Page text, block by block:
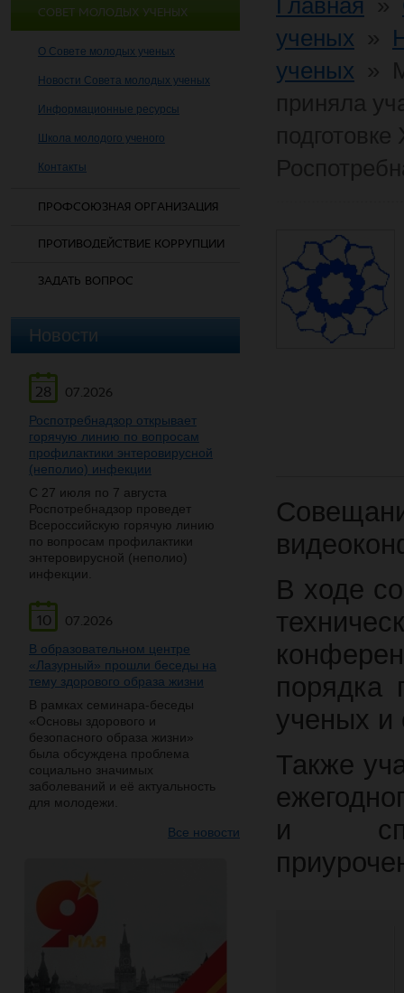
СОВЕТ МОЛОДЫХ УЧЕНЫХ
О Совете молодых ученых
Новости Совета молодых ученых
Информационные ресурсы
Школа молодого ученого
Контакты
ПРОФСОЮЗНАЯ ОРГАНИЗАЦИЯ
ПРОТИВОДЕЙСТВИЕ КОРРУПЦИИ
ЗАДАТЬ ВОПРОС
Новости
28
07.2026
Роспотребнадзор открывает
горячую линию по вопросам
профилактики энтеровирусной
(неполио) инфекции
С 27 июля по 7 августа
Роспотребнадзор проведет
Всероссийскую горячую линию
по вопросам профилактики
энтеровирусной (неполио)
инфекции.
10
07.2026
В образовательном центре
«Лазурный» прошли беседы на
тему здорового образа жизни
В рамках семинара-беседы
«Основы здорового и
безопасного образа жизни»
была обсуждена проблема
социально значимых
заболеваний и её актуальность
для молодежи.
Все новости
Главная
ученых
ученых
В ходе
порядка
ученых и
Также
и